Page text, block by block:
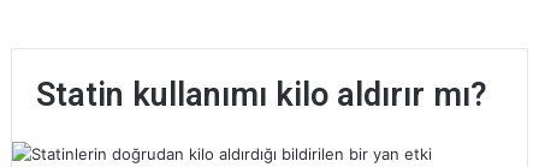
Statin kullanımı kilo aldırır mı?